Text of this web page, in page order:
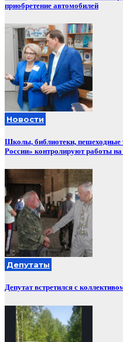
приобретение автомобилей
Новости
Школы, библиотеки, пешеходные
России» контролируют работы
Депутаты
Депутат встретился с